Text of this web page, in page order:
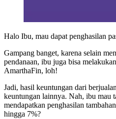
Halo Ibu, mau dapat penghasilan
Gampang banget, karena selain
pendanaan, ibu juga bisa
AmarthaFin, loh!
Jadi, hasil keuntungan dari
keuntungan lainnya. Nah, ibu mau
mendapatkan penghasilan
hingga 7%?